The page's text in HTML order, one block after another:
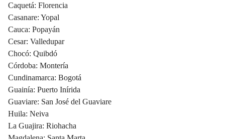
Caquetá: Florencia
Casanare: Yopal
Cauca: Popayán
Cesar: Valledupar
Chocó: Quibdó
Córdoba: Montería
Cundinamarca: Bogotá
Guainía: Puerto Inírida
Guaviare: San José del Guaviare
Huila: Neiva
La Guajira: Riohacha